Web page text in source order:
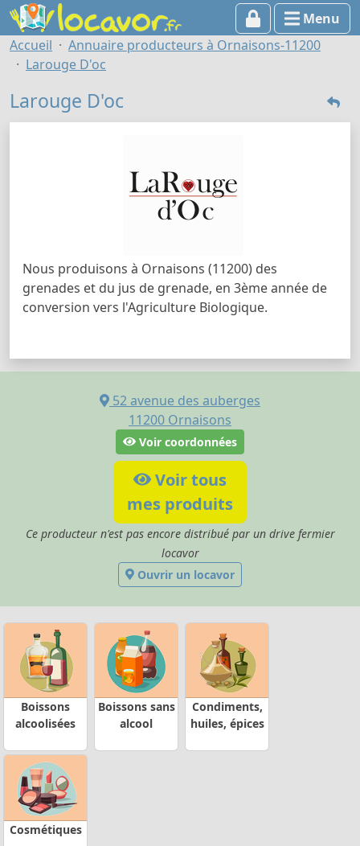
Menu
Accueil
Annuaire producteurs à Ornaisons-11200
Larouge D'oc
Larouge D'oc
Nous produisons à Ornaisons (11200) des
grenades et du jus de grenade, en 3ème année de
conversion vers l'Agriculture Biologique.
52 avenue des auberges
11200 Ornaisons
Voir coordonnées
Voir tous
mes produits
Ce producteur n'est pas encore distribué par un drive fermier
locavor
Ouvrir un locavor
Boissons
alcoolisées
Boissons sans
alcool
Condiments,
huiles, épices
Cosmétiques